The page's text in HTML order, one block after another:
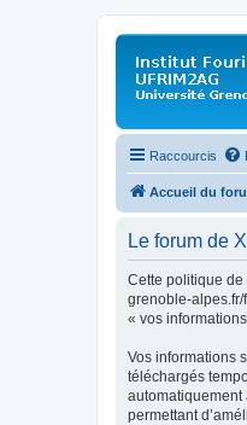
Raccourcis
Accueil du
Le forum de
Cette politique de
grenoble-
« vos informations
Vos informations
téléchargés
automatiquement
permettant